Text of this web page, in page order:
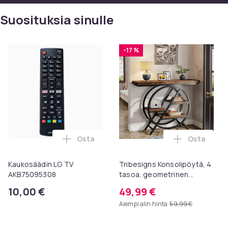
Suosituksia sinulle
Kaukosäädin LG TV
AKB75095308
10,00 €
Lisää Kaukosäädin LG TV AKB75095308
Osta
-17 %
Tribesigns Konsolipöytä, 4
tasoa, geometrinen
cm, eteispöytä, sivupöytä,
sohvapöytä
49,99 €
Aiempi alin hinta 59,99 €
Lisää
Osta